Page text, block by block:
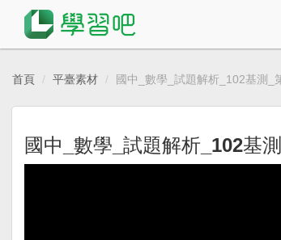
首頁 平臺素材 國中_數學_試題解析_102基測_
國中_數學_試題解析_102基